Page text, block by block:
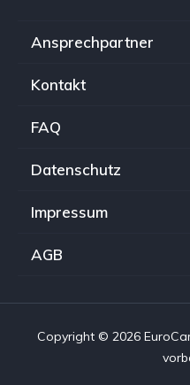
Ansprechpartner
Kontakt
FAQ
Datenschutz
Impressum
AGB
Copyright © 2026